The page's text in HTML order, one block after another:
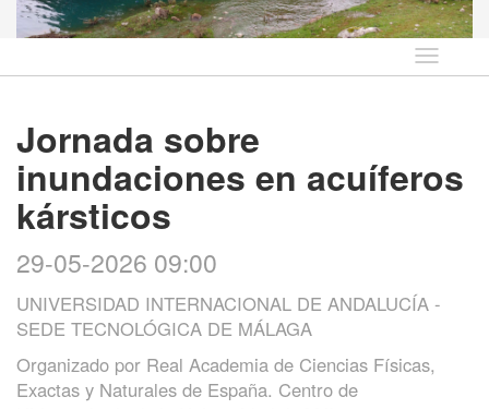
Idioma
Jornada sobre
inundaciones en acuíferos
kársticos
29-05-2026 09:00
UNIVERSIDAD INTERNACIONAL DE ANDALUCÍA -
SEDE TECNOLÓGICA DE MÁLAGA
Organizado por Real Academia de Ciencias Físicas,
Exactas y Naturales de España. Centro de